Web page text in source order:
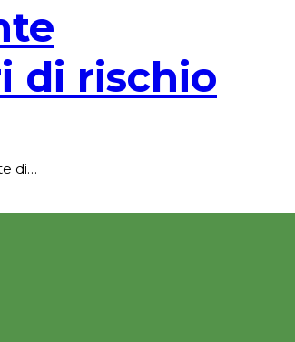
di rischio
di…